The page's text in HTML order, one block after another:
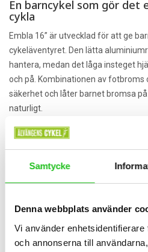
Samtycke
Denna webbplats använder
Vi använder
och annonserna till
En barncykel som gör det
cykla
Embla 16” är utvecklad för att ge
cykeläventyret. Den lätta
hantera, medan det låga insteget
och på. Kombinationen av fotbroms
säkerhet och låter barnet bromsa
naturligt.
Därför väljer många
Lätt aluminiumram– gör
Stabil och bekväm körning–
Fullutrustad från start–
matchande cykelkorg, stöd,
Hållbar barncykel för